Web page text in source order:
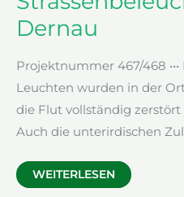
Dernau
Projektnummer 467/468
Leuchten wurden in der
die Flut vollständig
Auch die unterirdischen
STRASSENBELEUCHTUNG
WEITERLESEN